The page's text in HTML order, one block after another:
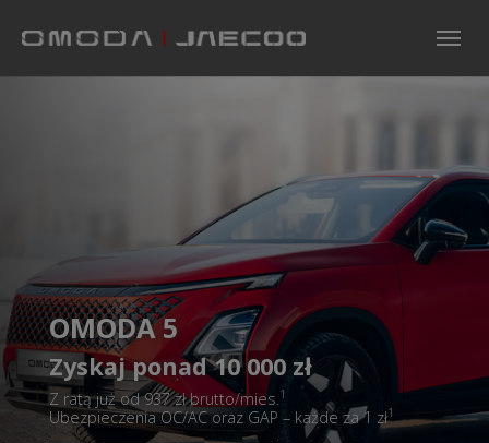
OMODA 5
Zyskaj ponad 10 000 zł
Z ratą już od 937 zł brutto/mies. 1
Ubezpieczenia OC/AC oraz GAP – każde za 1 zł1